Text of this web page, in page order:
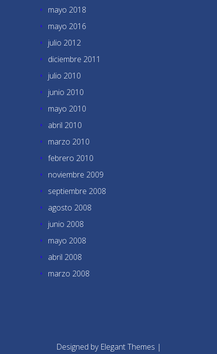
mayo 2018
mayo 2016
julio 2012
diciembre 2011
julio 2010
junio 2010
mayo 2010
abril 2010
marzo 2010
febrero 2010
noviembre 2009
septiembre 2008
agosto 2008
junio 2008
mayo 2008
abril 2008
marzo 2008
Designed by Elegant Themes |